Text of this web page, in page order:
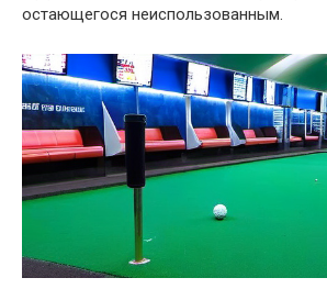
остающегося неиспользованным.